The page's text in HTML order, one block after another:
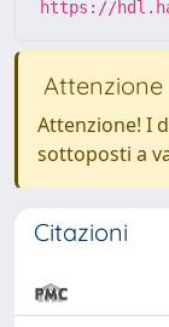
https://
Attenzione
Attenzione! I
sottoposti a
Citazioni